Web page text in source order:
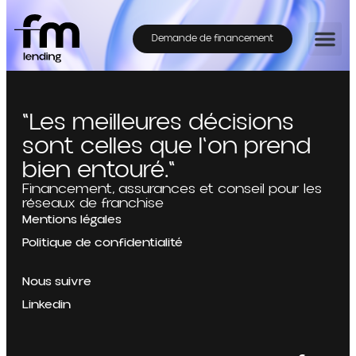
Demande de financement
"Les meilleures décisions
sont celles que l'on prend
bien entouré."
Financement, assurances et conseil pour les
réseaux de franchise
Mentions légales
Politique de confidentialité
Nous suivre
Linkedin